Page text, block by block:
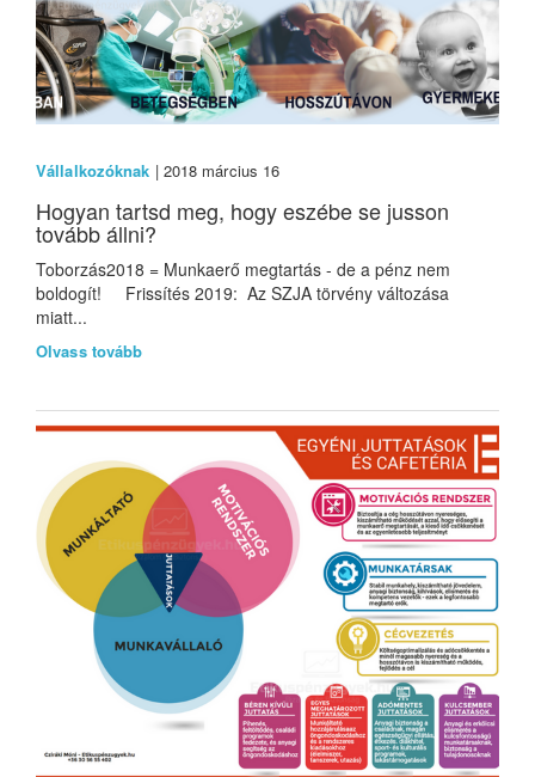
Vállalkozóknak | 2018 március 16
Hogyan tartsd meg, hogy eszébe se jusson
tovább állni?
Toborzás2018 = Munkaerő megtartás - de a pénz nem
boldogít! Frissítés 2019: Az SZJA törvény változása
miatt...
Olvass tovább